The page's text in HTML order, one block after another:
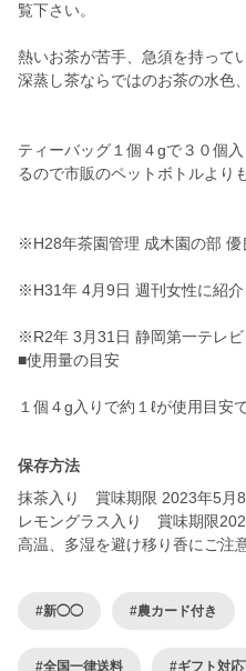
覧下さい。
熱いお茶が苦手、急須を持って
深蒸し茶ならではのお茶の水色
ティーバッグ１個４gで３０個
るので市販のペットボトルより
※H28年茶園管理 成木園の部 優
※H31年 4月9日 週刊女性に紹介
※R2年 3月31日 静岡第一テレ
■使用量の目安
１個４g入りで約１ℓが使用目安
保存方法
抹茶入り 賞味期限 2023年5月8
レモングラス入り 賞味期限
高温、多湿を避け移り香にご注
#新◯◯ #農カード付き
#全国一律送料 #ギフト対